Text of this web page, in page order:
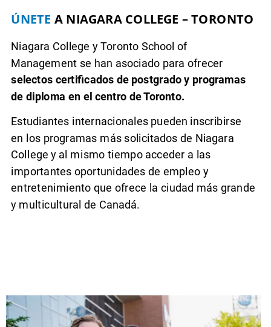
ÚNETE A NIAGARA COLLEGE – TORONTO
Niagara College y Toronto School of
selectos certificados de postgrado y programas
de diploma en el centro de Toronto.
Estudiantes internacionales pueden inscribirse
en los programas más solicitados de Niagara
College y al mismo tiempo acceder a las
importantes oportunidades de empleo y
entretenimiento que ofrece la ciudad más grande
y multicultural de Canadá.